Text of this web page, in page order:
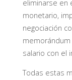
eliminarse en
monetario,
negociación
salario con el
Todas estas